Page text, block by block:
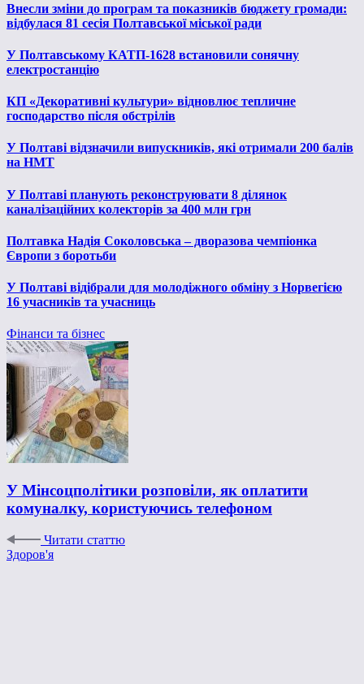
Внесли зміни до програм та показників бюджету громади:
відбулася 81 сесія Полтавської міської ради
У Полтавському КАТП-1628 встановили сонячну
електростанцію
КП «Декоративні культури» відновлює тепличне
господарство після обстрілів
У Полтаві відзначили випускників, які отримали 200 балів
на НМТ
У Полтаві планують реконструювати 8 ділянок
каналізаційних колекторів за 400 млн грн
Полтавка Надія Соколовська – дворазова чемпіонка
Європи з боротьби
У Полтаві відібрали для молодіжного обміну з Норвегією
16 учасників та учасниць
Фінанси та бізнес
У Мінсоцполітики розповіли, як оплатити
комуналку, користуючись телефоном
Читати статтю
Здоров'я